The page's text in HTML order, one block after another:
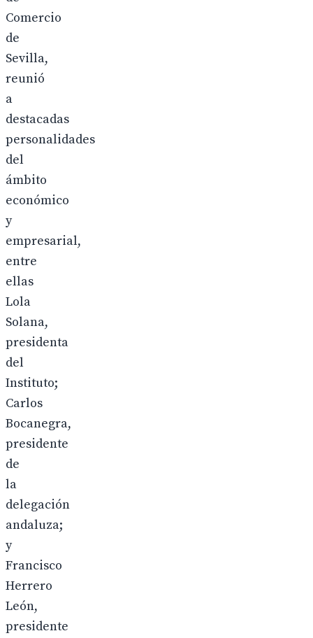
Comercio
de
Sevilla,
reunió
a
destacadas
personalidades
del
ámbito
económico
y
empresarial,
entre
ellas
Lola
Solana,
presidenta
del
Instituto;
Carlos
Bocanegra,
presidente
de
la
delegación
andaluza;
y
Francisco
Herrero
León,
presidente